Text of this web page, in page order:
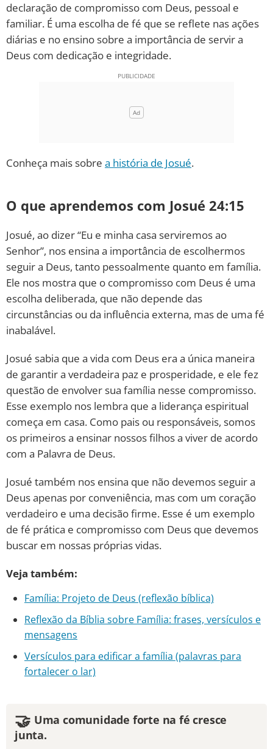
declaração de compromisso com Deus, pessoal e
familiar. É uma escolha de fé que se reflete nas ações
diárias e no ensino sobre a importância de servir a
Deus com dedicação e integridade.
Conheça mais sobre a história de Josué.
O que aprendemos com Josué 24:15
Josué, ao dizer “Eu e minha casa serviremos ao
Senhor”, nos ensina a importância de escolhermos
seguir a Deus, tanto pessoalmente quanto em família.
Ele nos mostra que o compromisso com Deus é uma
escolha deliberada, que não depende das
circunstâncias ou da influência externa, mas de uma fé
inabalável.
Josué sabia que a vida com Deus era a única maneira
de garantir a verdadeira paz e prosperidade, e ele fez
questão de envolver sua família nesse compromisso.
Esse exemplo nos lembra que a liderança espiritual
começa em casa. Como pais ou responsáveis, somos
os primeiros a ensinar nossos filhos a viver de acordo
com a Palavra de Deus.
Josué também nos ensina que não devemos seguir a
Deus apenas por conveniência, mas com um coração
verdadeiro e uma decisão firme. Esse é um exemplo
de fé prática e compromisso com Deus que devemos
buscar em nossas próprias vidas.
Veja também:
Família: Projeto de Deus (reflexão bíblica)
Reflexão da Bíblia sobre Família: frases, versículos e
mensagens
Versículos para edificar a família (palavras para
fortalecer o lar)
🤝 Uma comunidade forte na fé cresce
junta.